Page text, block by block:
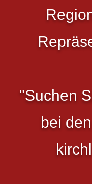
"Suchen
bei